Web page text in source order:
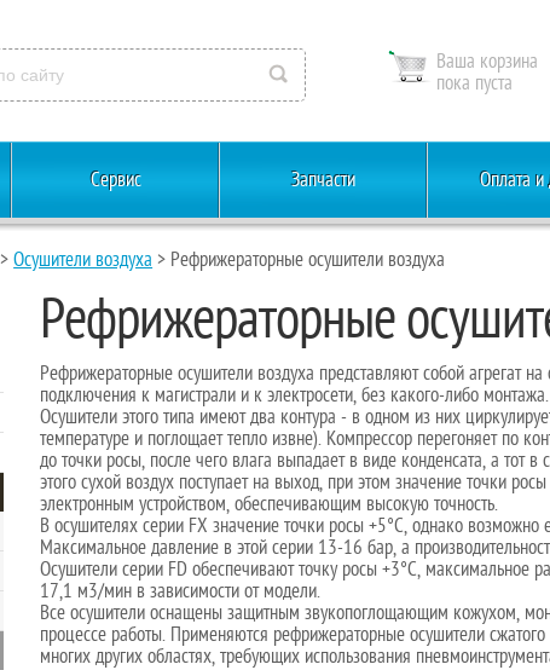
Ваша корзина
пока пуста
Сервис Запчасти Оплата и
>Осушители воздуха > Рефрижераторные осушители воздуха
Рефрижераторные
Рефрижераторные осушители воздуха представляют собой агрегат
подключения к магистрали и к электросети, без какого-либо монтажа.
Осушители этого типа имеют два контура - в одном из них
температуре и поглощает тепло извне). Компрессор перегоняет по
до точки росы, после чего влага выпадает в виде конденсата, а тот
этого сухой воздух поступает на выход, при этом значение точки
электронным устройством, обеспечивающим высокую точность.
В осушителях серии FX значение точки росы +5°С, однако возможно
Максимальное давление в этой серии 13-16 бар, а
Осушители серии FD обеспечивают точку росы +3°С, максимальное
17,1 м3/мин в зависимости от модели.
Все осушители оснащены защитным звукопоглощающим кожухом,
процессе работы. Применяются рефрижераторные осушители
многих других областях, требующих использования